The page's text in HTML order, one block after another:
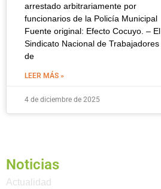
arrestado arbitrariamente por
funcionarios de la Policía Municipal
Fuente original: Efecto Cocuyo. – El
Sindicato Nacional de Trabajadores
de
LEER MÁS »
4 de diciembre de 2025
Noticias
Actualidad